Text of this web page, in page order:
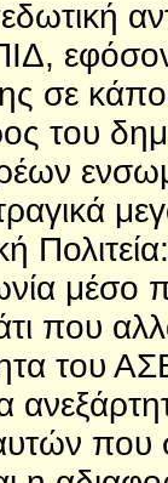
σε
του
που
του